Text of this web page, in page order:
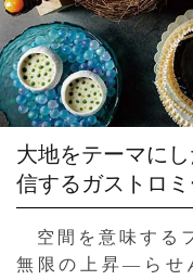
大地をテーマに
信するガストロ
空間を意味する
無限の上昇—らせ